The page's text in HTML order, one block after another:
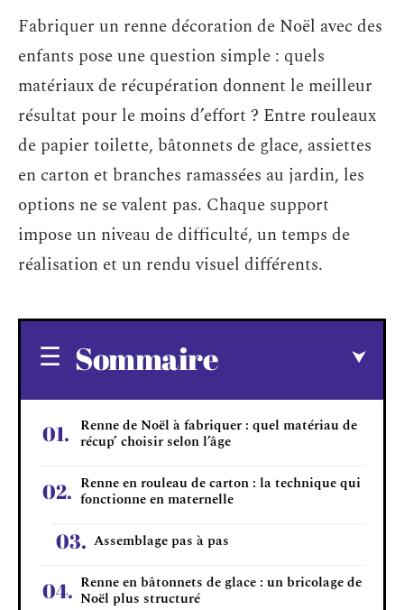
Fabriquer un renne décoration de Noël avec des
enfants pose une question simple : quels
matériaux de récupération donnent le meilleur
résultat pour le moins d’effort ? Entre rouleaux
de papier toilette, bâtonnets de glace, assiettes
en carton et branches ramassées au jardin, les
options ne se valent pas. Chaque support
impose un niveau de difficulté, un temps de
réalisation et un rendu visuel différents.
Sommaire
Renne de Noël à fabriquer : quel matériau de
récup’ choisir selon l’âge
Renne en rouleau de carton : la technique qui
fonctionne en maternelle
Assemblage pas à pas
Renne en bâtonnets de glace : un bricolage de
Noël plus structuré